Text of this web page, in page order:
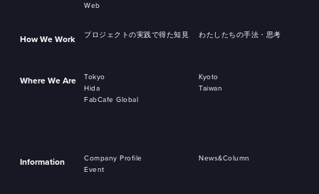
Web
How We Work プロジェクトの実践で得た知見 わたしたちの手法・思考
Where We Are Tokyo
Kyoto
Hida
Taiwan
FabCafe Global
Information Company Profile
News&Column
Event